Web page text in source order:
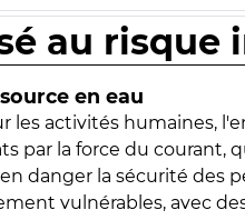
au risque
en eau
les activités humaines,
par la force du courant,
danger la sécurité des
vulnérables, avec